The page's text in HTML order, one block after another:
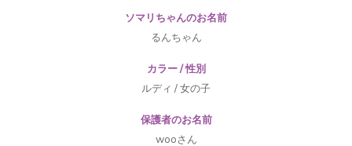
ソマリちゃんのお名前
るんちゃん
カラー / 性別
ルディ / 女の子
保護者のお名前
wooさん